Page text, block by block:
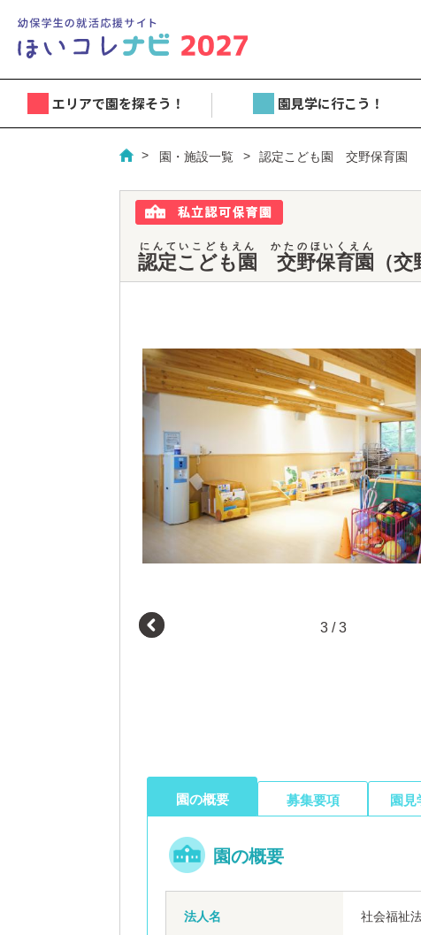
エリアで園を探そう！ 園見学に行こう！
園・施設一覧 認定こども園 交野保育園
認定こども園 交野保育園
にんていこどもえん かたのほいくえん
（交
3 /3
園の概要 募集要項 園見
園の概要
法人名 社会福祉